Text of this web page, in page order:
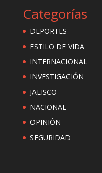
Categorías
DEPORTES
ESTILO DE VIDA
INTERNACIONAL
INVESTIGACIÓN
JALISCO
NACIONAL
OPINIÓN
SEGURIDAD